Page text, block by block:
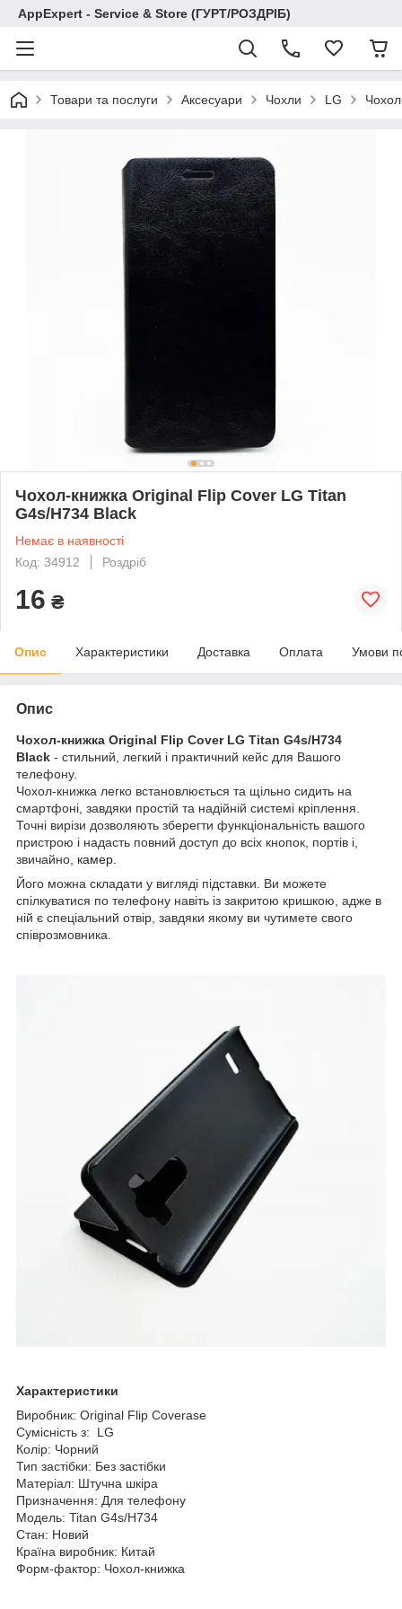
AppExpert - Service & Store (ГУРТ/РОЗДРІБ)
Товари та послуги Аксесуари Чохли LG
Чохол-книжка Original Flip Cover LG Titan
G4s/H734 Black
Немає в наявності
Код: 34912
Роздріб
16 ₴
Опис Характеристики Доставка Оплата Умови
Опис
Чохол-книжка Original Flip Cover LG Titan G4s/H734
Black - стильний, легкий і практичний кейс для Вашого
телефону.
Чохол-книжка легко встановлюється та щільно сидить на
смартфоні, завдяки простій та надійній системі кріплення.
Точні вирізи дозволяють зберегти функціональність вашого
пристрою і надасть повний доступ до всіх кнопок, портів і,
звичайно, камер
Його можна складати у вигляді підставки. Ви можете
спілкуватися по телефону навіть із закритою кришкою, адже в
ній є спеціальний отвір, завдяки якому ви чутимете свого
співрозмовника.
Характеристики
Виробник: Original Flip Coverase
Сумісність з: LG
Колір: Чорний
Тип застібки: Без застібки
Матеріал: Штучна шкіра
Призначення: Для телефону
Модель: Titan G4s/H734
Стан: Новий
Країна виробник: Китай
Форм-фактор: Чохол-книжка